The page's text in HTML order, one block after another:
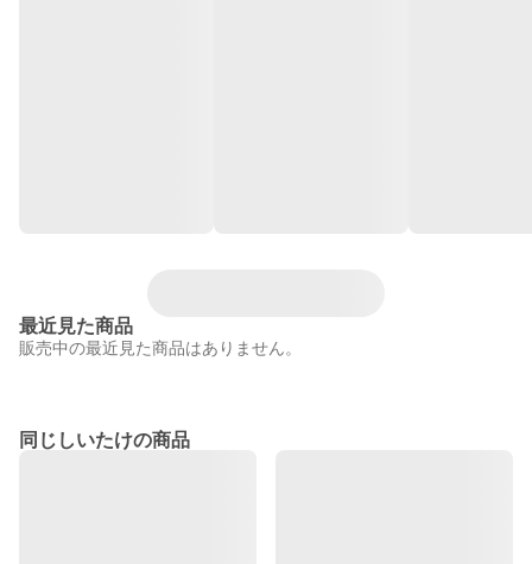
最近見た商品
販売中の最近見た商品はありません。
同じしいたけの商品